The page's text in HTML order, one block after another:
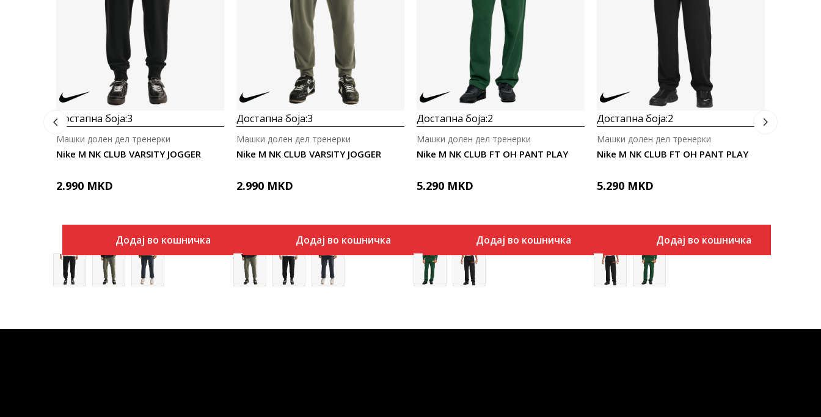
Достапна боја:3
Nike M NK CLUB VARSITY JOGGER
Машки долен дел тренерки
2.990 MKD
Додај во кошничка
Достапна боја:3
Nike M NK CLUB VARSITY JOGGER
Машки долен дел тренерки
2.990 MKD
Додај во кошничка
Достапна боја:2
Nike M NK CLUB FT OH PANT PLAY
Машки долен дел тренерки
5.290 MKD
Додај во кошничка
Достапна боја:2
Nike M NK CLUB FT OH PANT PLAY
Машки долен дел тренерки
5.290 MKD
Додај во кошничка